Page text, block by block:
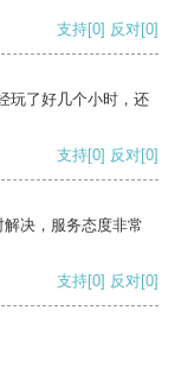
支持[0] 反对[0]
玩了好几个小时，还
支持[0] 反对[0]
决，服务态度非常
支持[0] 反对[0]